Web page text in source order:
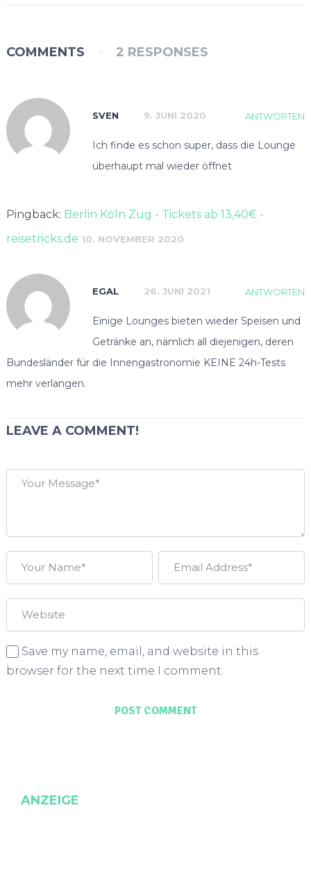
COMMENTS 2 RESPONSES
SVEN 9. JUNI 2020 ANTWORTEN
Ich finde es schon super, dass die Lounge
überhaupt mal wieder öffnet
Pingback: Berlin Köln Zug - Tickets ab 13,40€ -
reisetricks.de 10. NOVEMBER 2020
EGAL 26. JUNI 2021 ANTWORTEN
Einige Lounges bieten wieder Speisen und
Getränke an, nämlich all diejenigen, deren
Bundesländer für die Innengastronomie KEINE 24h-Tests
mehr verlangen.
LEAVE A COMMENT!
Save my name, email, and website in this
browser for the next time I comment.
ANZEIGE